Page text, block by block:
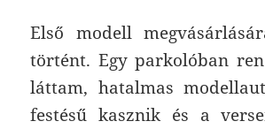
Első modell
történt. Egy parkolóban
láttam, hatalmas
festésű kasznik és a